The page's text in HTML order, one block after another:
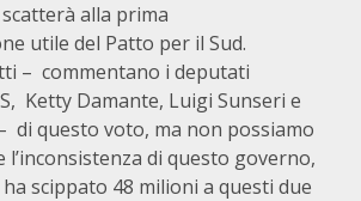
alla prima
utile del Patto per il Sud.
– commentano i deputati
Ketty Damante, Luigi Sunseri e
di questo voto, ma non possiamo
di questo governo,
scippato 48 milioni a questi due